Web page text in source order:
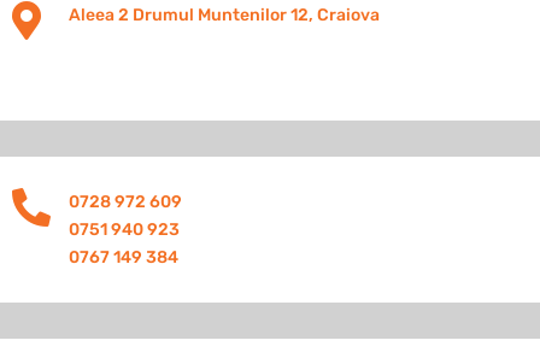
 Aleea 2 Drumul Muntenilor 12, Craiova

0728 972 609
0751 940 923
0767 149 384